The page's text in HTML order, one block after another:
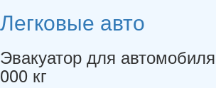
Легковые авто
Эвакуатор для
000 кг